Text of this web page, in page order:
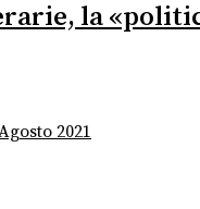
la
2021